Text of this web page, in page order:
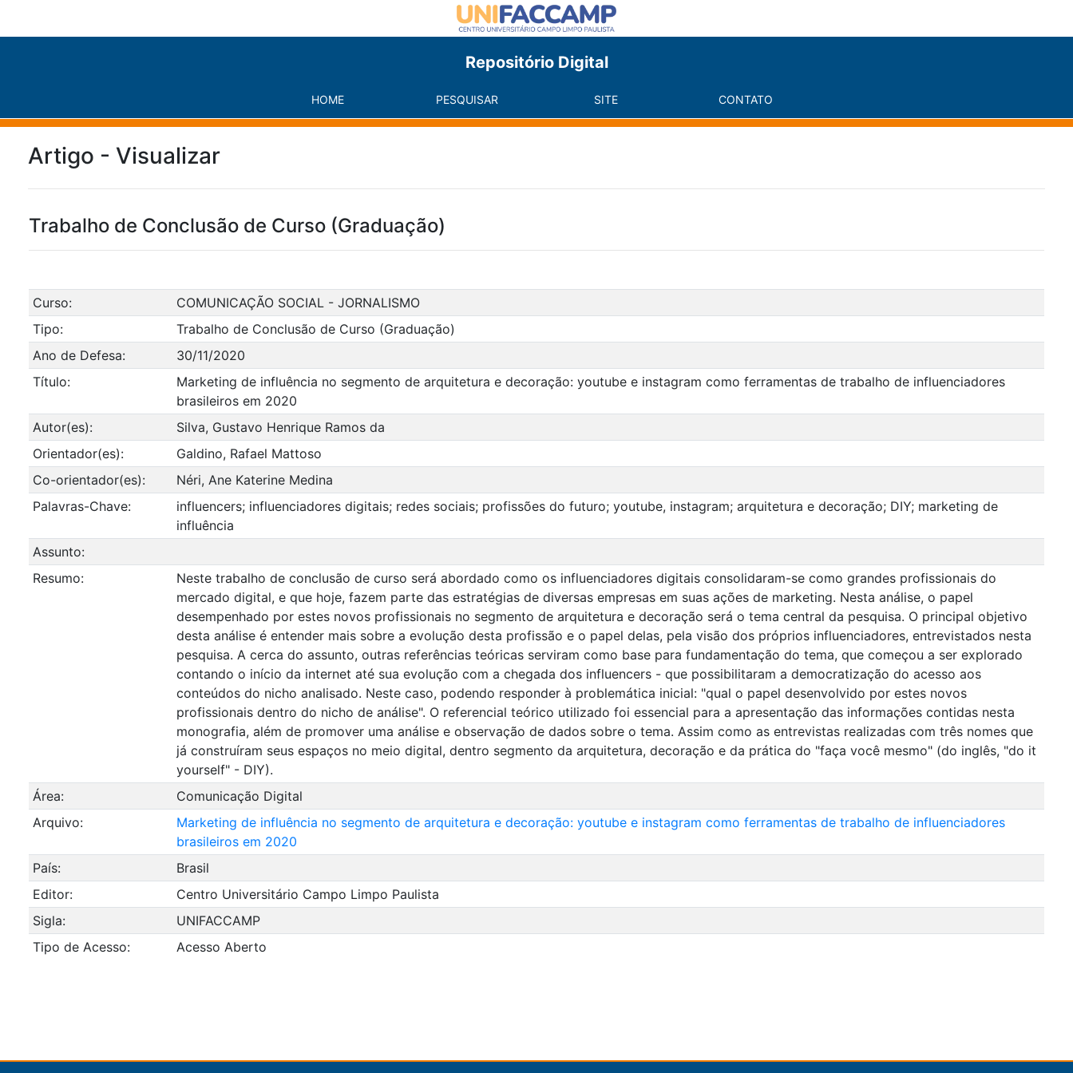
Repositório Digital
HOME PESQUISAR SITE CONTATO
Artigo - Visualizar
Trabalho de Conclusão de Curso (Graduação)
Curso:
COMUNICAÇÃO SOCIAL - JORNALISMO
Tipo:
Trabalho de Conclusão de Curso (Graduação)
Ano de Defesa:
30/11/2020
Título:
Marketing de influência no segmento de arquitetura e decoração: youtube e instagram como ferramentas de trabalho de influenciadores
brasileiros em 2020
Autor(es):
Silva, Gustavo Henrique Ramos da
Orientador(es):
Galdino, Rafael Mattoso
Co-orientador(es):
Néri, Ane Katerine Medina
Palavras-Chave:
influencers; influenciadores digitais; redes sociais; profissões do futuro; youtube, instagram; arquitetura e decoração; DIY; marketing de
influência
Assunto:
Resumo:
Neste trabalho de conclusão de curso será abordado como os influenciadores digitais consolidaram-se como grandes profissionais do
mercado digital, e que hoje, fazem parte das estratégias de diversas empresas em suas ações de marketing. Nesta análise, o papel
desempenhado por estes novos profissionais no segmento de arquitetura e decoração será o tema central da pesquisa. O principal objetivo
desta análise é entender mais sobre a evolução desta profissão e o papel delas, pela visão dos próprios influenciadores, entrevistados nesta
pesquisa. A cerca do assunto, outras referências teóricas serviram como base para fundamentação do tema, que começou a ser explorado
contando o início da internet até sua evolução com a chegada dos influencers - que possibilitaram a democratização do acesso aos
conteúdos do nicho analisado. Neste caso, podendo responder à problemática inicial: "qual o papel desenvolvido por estes novos
profissionais dentro do nicho de análise". O referencial teórico utilizado foi essencial para a apresentação das informações contidas nesta
monografia, além de promover uma análise e observação de dados sobre o tema. Assim como as entrevistas realizadas com três nomes que
já construíram seus espaços no meio digital, dentro segmento da arquitetura, decoração e da prática do "faça você mesmo" (do inglês, "do it
yourself" - DIY).
Área:
Comunicação Digital
Arquivo:
Marketing de influência no segmento de arquitetura e decoração: youtube e instagram como ferramentas de trabalho de influenciadores
brasileiros em 2020
País:
Brasil
Editor:
Centro Universitário Campo Limpo Paulista
Sigla:
UNIFACCAMP
Tipo de Acesso:
Acesso Aberto